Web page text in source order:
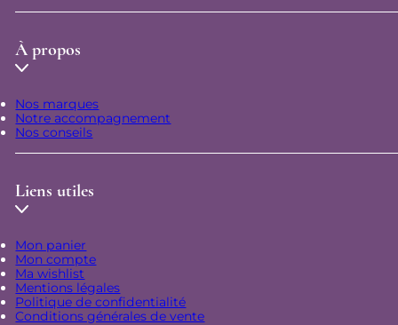
À propos
Nos marques
Notre accompagnement
Nos conseils
Liens utiles
Mon panier
Mon compte
Ma wishlist
Mentions légales
Politique de confidentialité
Conditions générales de vente